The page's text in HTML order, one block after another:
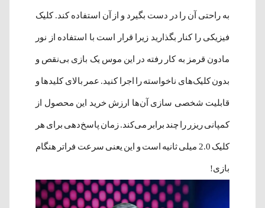
به راحتی آن را در دست بگیرد و از آن استفاده کند. کلیک
فیزیکی را کنار بگذارید زیرا قرار است با استفاده از نور
مادون قرمز به کار رفته در این موس یک بازی بی‌نقص و
بدون کلیک‌های ناخواسته را اجرا کنید. عمر بالای کلیدها و
قابلیت شخصی سازی ‌آن‌ها ارزش خرید این محصول از
کمپانی ریزر را چند برابر می‌کند. زمان پاسخ‌دهی برای هر
کلیک 2.0 میلی ثانیه است و این یعنی سرعت فراتر هنگام
بازی!